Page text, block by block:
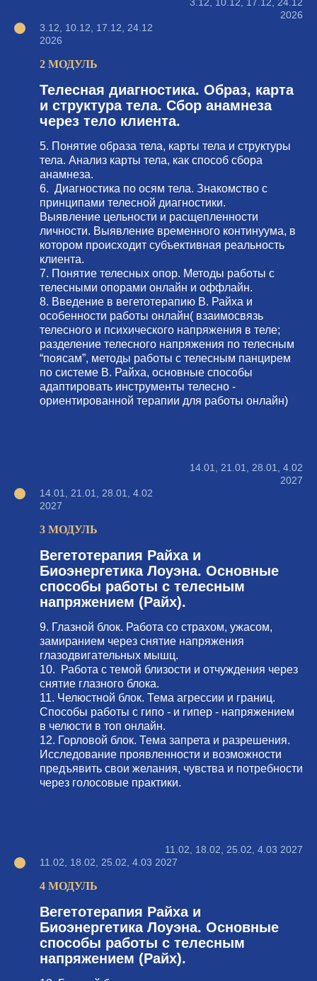
2026
3.12, 10.12, 17.12, 24.12
2026
2 МОДУЛЬ
Телесная диагностика. Образ, карта
и структура тела. Сбор анамнеза
через тело клиента.
5. Понятие образа тела, карты тела и структуры
тела. Анализ карты тела, как способ сбора
анамнеза.
6. Диагностика по осям тела. Знакомство с
принципами телесной диагностики.
Выявление цельности и расщепленности
личности. Выявление временного континуума, в
котором происходит субъективная реальность
клиента.
7. Понятие телесных опор. Методы работы с
телесными опорами онлайн и оффлайн.
8. Введение в вегетотерапию В. Райха и
особенности работы онлайн( взаимосвязь
телесного и психического напряжения в теле;
разделение телесного напряжения по телесным
“поясам”, методы работы с телесным панцирем
по системе В. Райха, основные способы
адаптировать инструменты телесно -
ориентированной терапии для работы онлайн)
14.01, 21.01, 28.01, 4.02
2027
14.01, 21.01, 28.01, 4.02
2027
3 МОДУЛЬ
Вегетотерапия Райха и
Биоэнергетика Лоуэна. Основные
способы работы с телесным
напряжением (Райх).
9. Глазной блок. Работа со страхом, ужасом,
замиранием через снятие напряжения
глазодвигательных мышц.
10. Работа с темой близости и отчуждения через
снятие глазного блока.
11. Челюстной блок. Тема агрессии и границ.
Способы работы с гипо - и гипер - напряжением
в челюсти в топ онлайн.
12. Горловой блок. Тема запрета и разрешения.
Исследование проявленности и возможности
предъявить свои желания, чувства и потребности
через голосовые практики.
11.02, 18.02, 25.02, 4.03 2027
11.02, 18.02, 25.02, 4.03 2027
4 МОДУЛЬ
Вегетотерапия Райха и
Биоэнергетика Лоуэна. Основные
способы работы с телесным
напряжением (Райх).